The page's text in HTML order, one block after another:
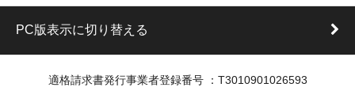
PC版表示に切り替える
適格請求書発行事業者登録番号 ：T3010901026593